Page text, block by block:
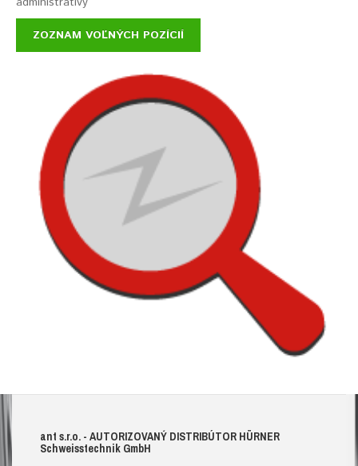
ZOZNAM VOĽNÝCH POZÍCIÍ
ant s.r.o. - AUTORIZOVANÝ DISTRIBÚTOR HÜRNER
Schweisstechnik GmbH